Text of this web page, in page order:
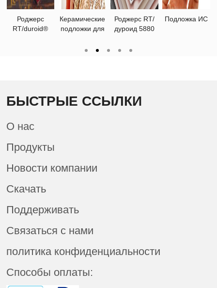
Подложки FC-
BGA
запрос
печатной
Плата
встроенного
Изготовление
БЫСТРЫЕ ССЫЛКИ
О нас
Продукты
Новости компании
Скачать
Поддерживать
Связаться с нами
политика конфиденциальности
Способы оплаты: